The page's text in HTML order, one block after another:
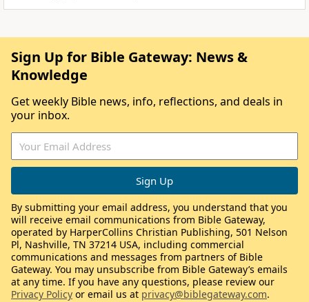
Sign Up for Bible Gateway: News &
Knowledge
Get weekly Bible news, info, reflections, and deals in
your inbox.
By submitting your email address, you understand that you
will receive email communications from Bible Gateway,
operated by HarperCollins Christian Publishing, 501 Nelson
Pl, Nashville, TN 37214 USA, including commercial
communications and messages from partners of Bible
Gateway. You may unsubscribe from Bible Gateway’s emails
at any time. If you have any questions, please review our
Privacy Policy or email us at privacy@biblegateway.com.